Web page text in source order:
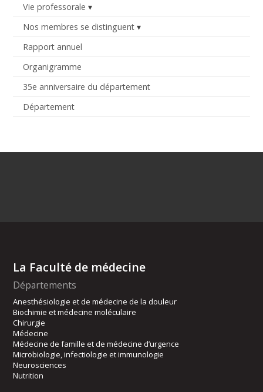
Vie professorale
Nos membres se distinguent
Rapport annuel
Organigramme
35e anniversaire du département
Département
La Faculté de médecine
Départements
Anesthésiologie et de médecine de la douleur
Biochimie et médecine moléculaire
Chirurgie
Médecine
Médecine de famille et de médecine d’urgence
Microbiologie, infectiologie et immunologie
Neurosciences
Nutrition